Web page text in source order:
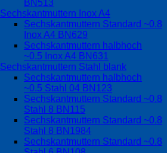
BN513
Sechskantmuttern Inox A4
Sechskantmuttern Standard ~0.8
Inox A4 BN629
Sechskantmuttern halbhoch
~0.5 Inox A4 BN631
Sechskantmuttern Stahl blank
Sechskantmuttern halbhoch
~0.5 Stahl 04 BN123
Sechskantmuttern Standard ~0.8
Stahl 8 BN115
Sechskantmuttern Standard ~0.8
Stahl 8 BN1984
Sechskantmuttern Standard ~0.8